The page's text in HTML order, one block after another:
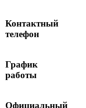
Контактный
телефон
График
работы
Официальный